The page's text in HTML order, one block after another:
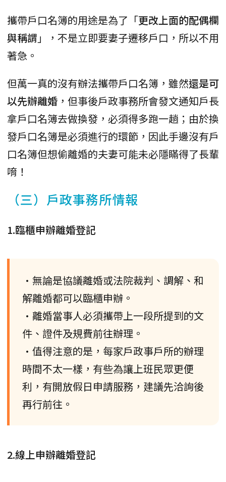
攜帶戶口名簿的用途是為了「更改上面的配偶欄
與稱謂 」，不是立即要妻子遷移戶口，所以不用
著急。
但萬一真的沒有辦法攜帶戶口名簿，雖然還是可
以先辦離婚 ，但事後戶政事務所會發文通知戶長
拿戶口名簿去做換發，必須得多跑一趟；由於換
發戶口名簿是必須進行的環節，因此手邊沒有戶
口名簿但想偷離婚的夫妻可能未必隱瞞得了長輩
唷！
（三）戶政事務所情報
1.臨櫃申辦離婚登記
•無論是協議離婚或法院裁判、調解、和
解離婚都可以臨櫃申辦。
•離婚當事人必須攜帶上一段所提到的文
件、證件及規費前往辦理。
•值得注意的是，每家戶政事戶所的辦理
時間不太一樣，有些為讓上班民眾更便
利，有開放假日申請服務，建議先洽詢後
再行前往。
2.線上申辦離婚登記